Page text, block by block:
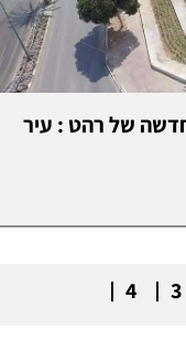
של רהט : עיר
3
4